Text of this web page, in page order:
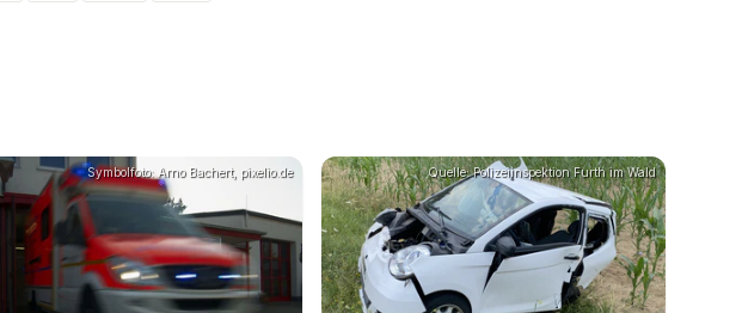
Symbolfoto: Arno Bachert, pixelio.de Quelle: Polizeiinspektion Furth im Wald